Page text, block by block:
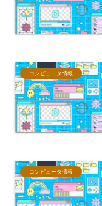
コンピュータ情報
コンピュータ情報